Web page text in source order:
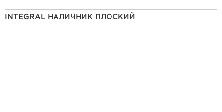
INTEGRAL НАЛИЧНИК ПЛОСКИЙ